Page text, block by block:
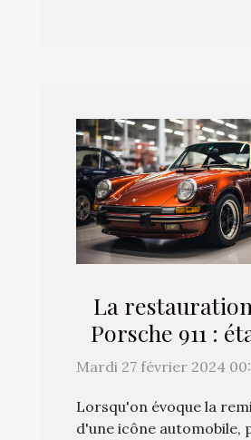
La
Porsche 911 :
considérations
Mardi 27 février 2024
Lorsqu'on évoque la
d'une icône automobile,